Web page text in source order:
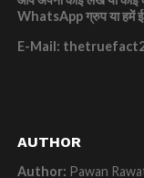
WhatsApp ग्रुप या हमें
E-Mail:
AUTHOR
Author: Pawan